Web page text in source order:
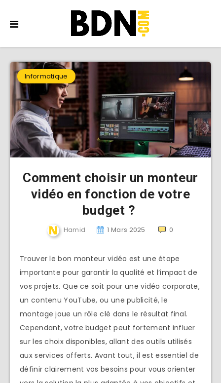
Informatique
Comment choisir un monteur
vidéo en fonction de votre
budget ?
Hamid 1 Mars 2025 0
Trouver le bon monteur vidéo est une étape
importante pour garantir la qualité et l’impact de
vos projets. Que ce soit pour une vidéo corporate,
un contenu YouTube, ou une publicité, le
montage joue un rôle clé dans le résultat final.
Cependant, votre budget peut fortement influer
sur les choix disponibles, allant des outils utilisés
aux services offerts. Avant tout, il est essentiel de
définir clairement vos besoins pour vous orienter